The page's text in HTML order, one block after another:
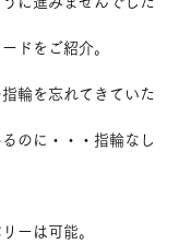
ドをご紹介。
輪を忘れてきていた
のに・・・指輪なし
ーは可能。